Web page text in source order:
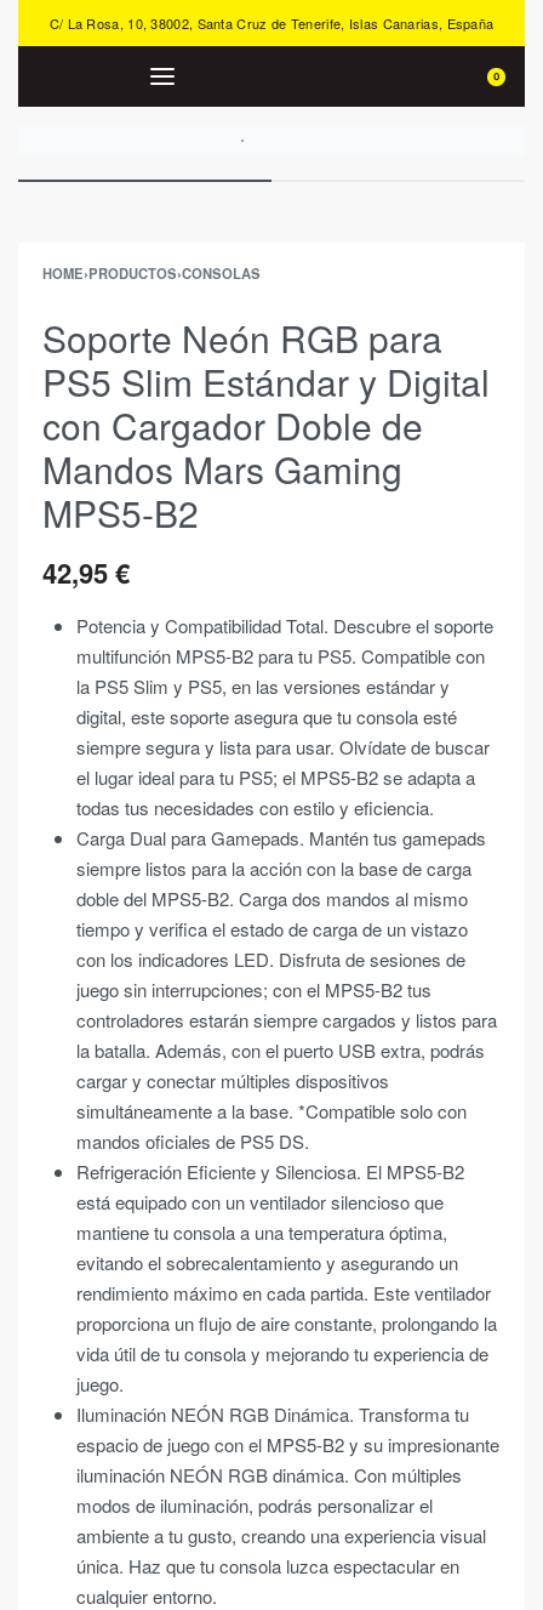
C/ La Rosa, 10, 38002, Santa Cruz de Tenerife, Islas Canarias, España
0
HOME›PRODUCTOS›CONSOLAS
Soporte Neón RGB para
PS5 Slim Estándar y Digital
con Cargador Doble de
Mandos Mars Gaming
MPS5-B2
42,95€
Potencia y Compatibilidad Total. Descubre el soporte
multifunción MPS5-B2 para tu PS5. Compatible con
la PS5 Slim y PS5, en las versiones estándar y
digital, este soporte asegura que tu consola esté
siempre segura y lista para usar. Olvídate de buscar
el lugar ideal para tu PS5; el MPS5-B2 se adapta a
todas tus necesidades con estilo y eficiencia.
Carga Dual para Gamepads. Mantén tus gamepads
siempre listos para la acción con la base de carga
doble del MPS5-B2. Carga dos mandos al mismo
tiempo y verifica el estado de carga de un vistazo
con los indicadores LED. Disfruta de sesiones de
juego sin interrupciones; con el MPS5-B2 tus
controladores estarán siempre cargados y listos para
la batalla. Además, con el puerto USB extra, podrás
cargar y conectar múltiples dispositivos
simultáneamente a la base. *Compatible solo con
mandos oficiales de PS5 DS.
Refrigeración Eficiente y Silenciosa. El MPS5-B2
está equipado con un ventilador silencioso que
mantiene tu consola a una temperatura óptima,
evitando el sobrecalentamiento y asegurando un
rendimiento máximo en cada partida. Este ventilador
proporciona un flujo de aire constante, prolongando la
vida útil de tu consola y mejorando tu experiencia de
juego.
Iluminación NEÓN RGB Dinámica. Transforma tu
espacio de juego con el MPS5-B2 y su impresionante
iluminación NEÓN RGB dinámica. Con múltiples
modos de iluminación, podrás personalizar el
ambiente a tu gusto, creando una experiencia visual
única. Haz que tu consola luzca espectacular en
cualquier entorno.